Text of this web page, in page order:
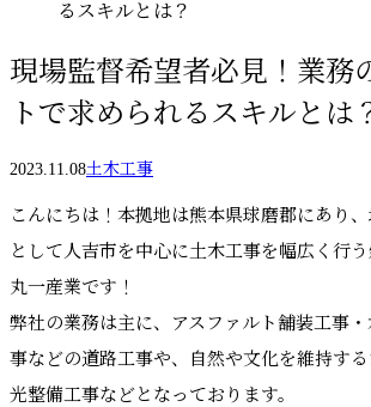
るスキルとは？
現場監督希望者必見！業務
トで求められるスキルとは
2023.11.08土木工事
こんにちは！本拠地は熊本県球磨郡にあり
として人吉市を中心に土木工事を幅広く行
丸一産業です！
弊社の業務は主に、アスファルト舗装工事
事などの道路工事や、自然や文化を維持す
光整備工事などとなっております。